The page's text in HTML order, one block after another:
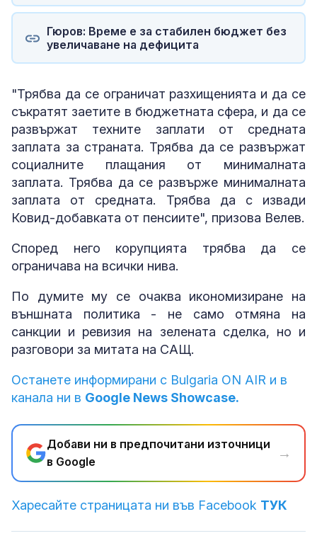
Гюров: Време е за стабилен бюджет без
увеличаване на дефицита
"Трябва да се ограничат разхищенията и да се
съкратят заетите в бюджетната сфера, и да се
развържат техните заплати от средната
заплата за страната. Трябва да се развържат
социалните плащания от минималната
заплата. Трябва да се развърже минималната
заплата от средната. Трябва да с извади
Ковид-добавката от пенсиите", призова Велев.
Според него корупцията трябва да се
ограничава на всички нива.
По думите му се очаква икономизиране на
външната политика - не само отмяна на
санкции и ревизия на зелената сделка, но и
разговори за митата на САЩ.
Останете информирани с Bulgaria ON AIR и в
канала ни в Google News Showcase.
Добави ни в предпочитани източници
в Google
→
Харесайте страницата ни във Facebook ТУК